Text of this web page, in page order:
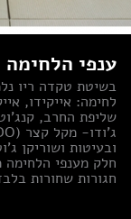
ענפי הלחימה
בשיטת טקדה ריו
לחימה: אייקידו,
שליפת החרב,
ובעיטות ושוריקן
חלק מענפי הלחימה
חגורות שחורות